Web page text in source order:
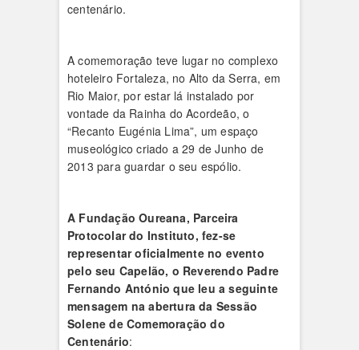
centenário.
A comemoração teve lugar no complexo
hoteleiro Fortaleza, no Alto da Serra, em
Rio Maior, por estar lá instalado por
vontade da Rainha do Acordeão, o
“Recanto Eugénia Lima”, um espaço
museológico criado a 29 de Junho de
2013 para guardar o seu espólio.
A Fundação Oureana, Parceira
Protocolar do Instituto, fez-se
representar oficialmente no evento
pelo seu Capelão, o Reverendo Padre
Fernando António que leu a seguinte
mensagem na abertura da Sessão
Solene de Comemoração do
Centenário: